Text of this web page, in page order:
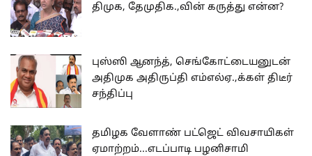
திமுக, தேமுதிக.,வின் கருத்து என்ன?
புஸ்ஸி ஆனந்த், செங்கோட்டையனுடன்
அதிமுக அதிருப்தி எம்எல்ஏ.,க்கள் திடீர்
சந்திப்பு
தமிழக வேளாண் பட்ஜெட் விவசாயிகள்
ஏமாற்றம்...எடப்பாடி பழனிசாமி